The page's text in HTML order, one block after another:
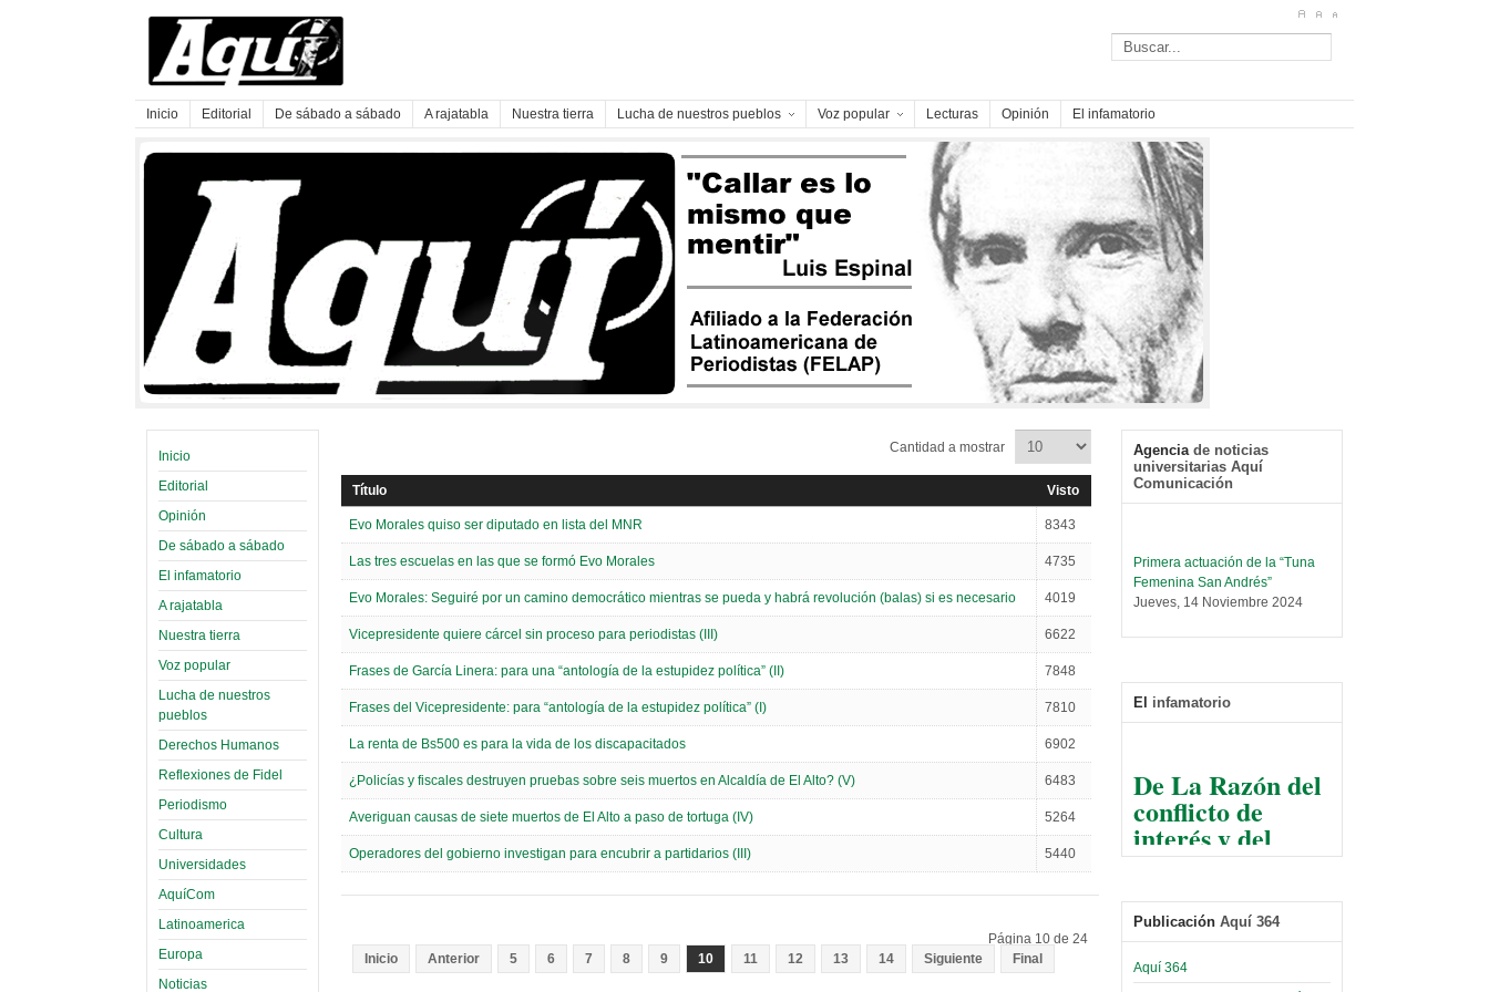
Inicio Editorial De sábado a sábado A rajatabla Nuestra tierra Lucha de nuestros pueblos Voz popular Lecturas Opinión El infamatorio
Inicio
Editorial
Opinión
De sábado a sábado
El infamatorio
A rajatabla
Nuestra tierra
Voz popular
Lucha de nuestros
pueblos
Derechos Humanos
Reflexiones de Fidel
Periodismo
Cultura
Universidades
AquíCom
Latinoamerica
Europa
Noticias
Cantidad a mostrar
Título Visto
Evo Morales quiso ser diputado en lista del MNR 8343
Las tres escuelas en las que se formó Evo Morales 4735
Evo Morales: Seguiré por un camino democrático mientras se pueda y habrá revolución (balas) si es necesario 4019
Vicepresidente quiere cárcel sin proceso para periodistas (III) 6622
Frases de García Linera: para una “antología de la estupidez política” (II) 7848
Frases del Vicepresidente: para “antología de la estupidez política” (I) 7810
La renta de Bs500 es para la vida de los discapacitados 6902
¿Policías y fiscales destruyen pruebas sobre seis muertos en Alcaldía de El Alto? (V) 6483
Averiguan causas de siete muertos de El Alto a paso de tortuga (IV) 5264
Operadores del gobierno investigan para encubrir a partidarios (III) 5440
Página 10 de 24
Inicio
Anterior 5 6 7 8 9 10 11 12 13 14 Siguiente Final
Agencia de noticias
universitarias Aquí
Comunicación
Primera actuación de la “Tuna
Femenina San Andrés”
Jueves, 14 Noviembre 2024
Leer Más...
tráfico de personas
taller de software estadístico en
la UMSA
Sábado, 14 Septiembre 2024
certificados por apoyo al
Séptimo Encuentro de
Sábado, 14 Octubre 2023
El infamatorio
De La Razón del
conflicto de
interés y del
razonable arte
y esconder la
mano
El Infamatorio
Jueves, 10 Diciembre 2020
Publicación Aquí 364
Aquí 364